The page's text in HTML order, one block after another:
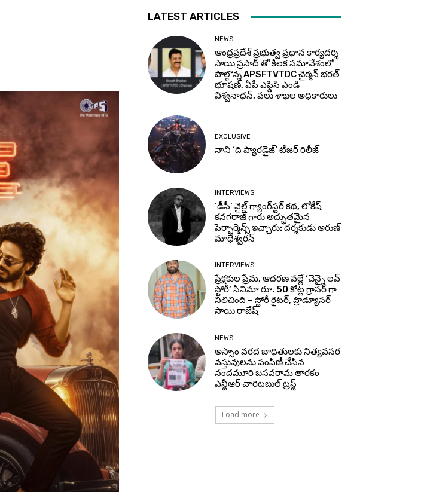
LATEST ARTICLES
NEWS
ఆంధ్రప్రదేశ్ ప్రభుత్వ ప్రధాన కార్యదర్శి
సాయి ప్రసాద్ తో కీలక సమావేశంలో
పాల్గొన్న APSFTVTDC చైర్మన్ భరత్
భూషణ్, ఏపీ ఎఫ్డిసి ఎండి
విశ్వనాథన్, పలు శాఖల అధికారులు
EXCLUSIVE
నాని ‘ది ప్యారడైజ్’ టీజర్‌ రిలీజ్
INTERVIEWS
‘డీసీ’ వైల్డ్ గ్యాంగ్‌స్టర్ కథ, లోకేష్
కనగరాజ్ గారు అద్భుతమైన
పెర్ఫార్మెన్స్ ఇచ్చారు: దర్శకుడు అరుణ్
మాథేశ్వరన్
INTERVIEWS
ప్రేక్షకుల ప్రేమ, ఆదరణ వల్లే ‘చెన్నై లవ్
స్టోరీ’ సినిమా రూ. 50 కోట్ల గ్రాసర్ గా
నిలిచింది – స్టోరీ రైటర్, ప్రొడ్యూసర్
సాయి రాజేష్
NEWS
అస్సాం వరద బాధితులకు నిత్యవసర
వస్తువులను పంపిణీ చేసిన
నందమూరి బసవరామ తారకం
ఎన్టీఆర్ చారిటబుల్ ట్రస్ట్
Load more